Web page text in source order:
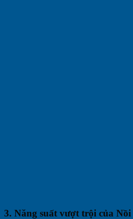
3. Năng suất vượt trội của